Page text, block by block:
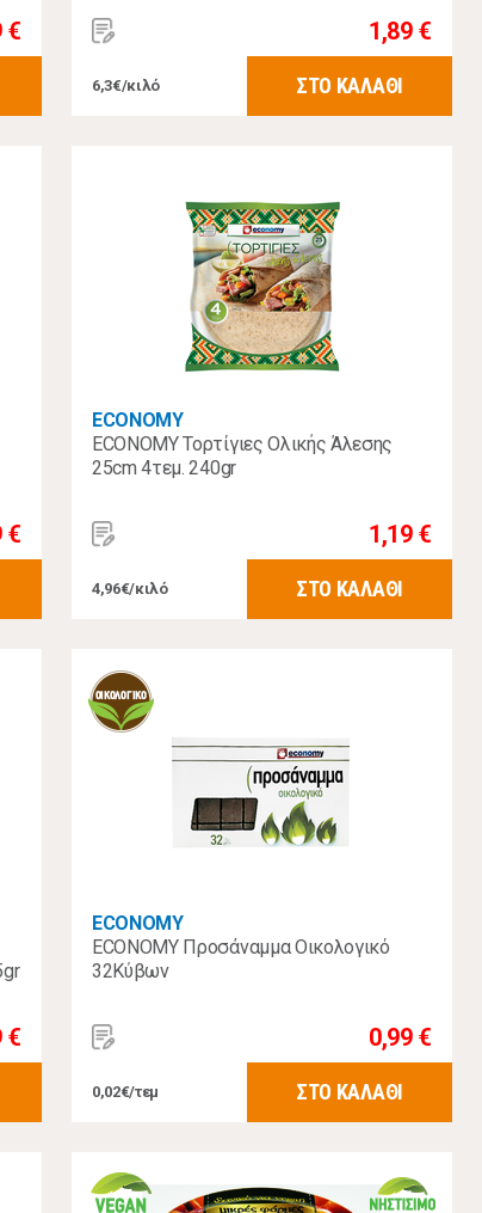
€ 1,89 €
6,3€/κιλό ΣΤΟ ΚΑΛΑΘΙ
€
ECONOMY
ECONOMY Τορτίγιες Ολικής Άλεσης
25cm 4τεμ. 240gr
1,19 €
4,96€/κιλό ΣΤΟ ΚΑΛΑΘΙ
€
ECONOMY
ECONOMY Προσάναμμα Οικολογικό
32Κύβων
0,99 €
0,02€/τεμ ΣΤΟ ΚΑΛΑΘΙ